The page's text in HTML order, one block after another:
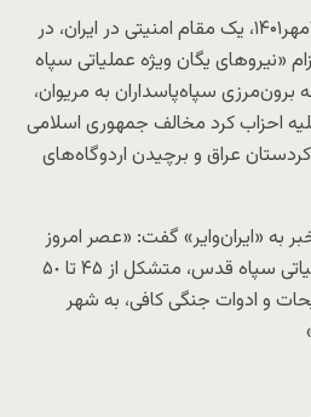
در ادامه، شامگاه دوشنبه ۱۸مهر۱۴۰۱، یک مقام امنیتی در ایران، در
«نیروهای یگان ویژه عملیاتی سپاه
سپاه‌پاسداران به مریوان،
احزاب کرد مخالف جمهوری اسلامی
عراق و برچیدن اردوگاه‌های
به «ایران‌وایر» گفت: «عصر امروز
کاروانی از یگان‌های ویژه عملیاتی سپاه قدس، متشکل از ۴۵ تا ۵٠
و ادوات جنگی کافی، به شهر